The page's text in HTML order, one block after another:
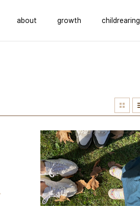
about growth childrearing